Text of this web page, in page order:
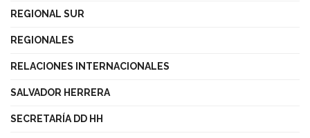
REGIONAL SUR
REGIONALES
RELACIONES INTERNACIONALES
SALVADOR HERRERA
SECRETARÍA DD HH